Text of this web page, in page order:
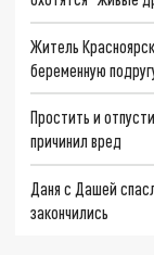
Житель
беременную
Простить и
причинил вред
Даня с Дашей
закончились